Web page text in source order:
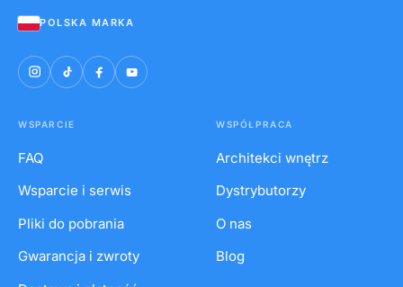
POLSKA MARKA
WSPARCIE
FAQ
Wsparcie i serwis
Pliki do pobrania
Gwarancja i zwroty
WSPÓŁPRACA
Architekci wnętrz
Dystrybutorzy
O nas
Blog